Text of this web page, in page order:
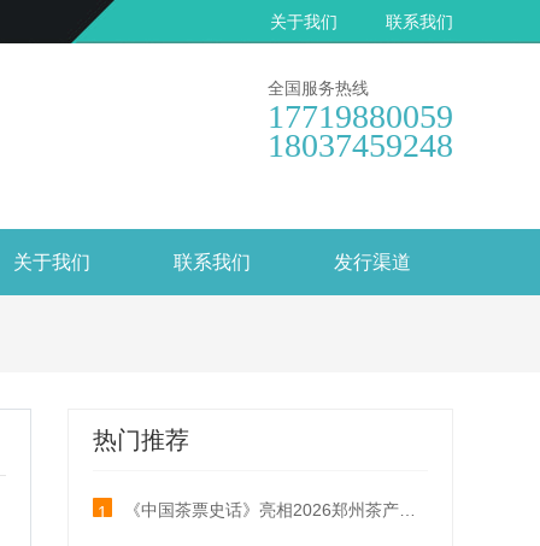
关于我们 联系我们
全国服务热线
17719880059
18037459248
关于我们 联系我们 发行渠道
热门推荐
1